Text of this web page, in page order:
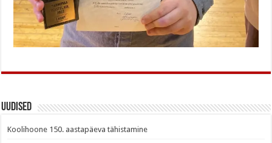
Uudised
Koolihoone 150. aastapäeva tähistamine